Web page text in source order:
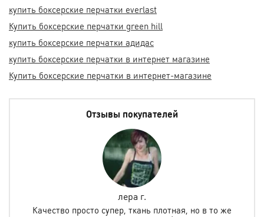
купить боксерские перчатки everlast
Купить боксерские перчатки green hill
купить боксерские перчатки адидас
купить боксерские перчатки в интернет магазине
Купить боксерские перчатки в интернет-магазине
Отзывы покупателей
Елена Горетова